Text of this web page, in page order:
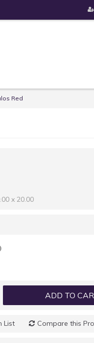
Red
x 20.00
ADD TO
List Compare this